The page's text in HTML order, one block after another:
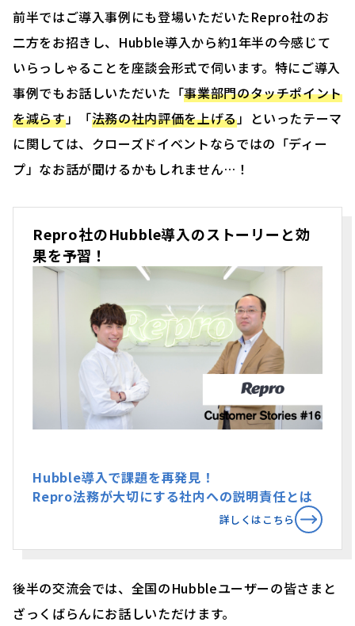
前半ではご導入事例にも登場いただいたRepro社のお
二方をお招きし、Hubble導入から約1年半の今感じて
いらっしゃることを座談会形式で伺います。特にご導入
事例でもお話しいただいた「事業部門のタッチポイント
を減らす」「法務の社内評価を上げる」といったテーマ
に関しては、クローズドイベントならではの「ディー
プ」なお話が聞けるかもしれません…！
Repro社のHubble導入のストーリーと効
果を予習！
Hubble導入で課題を再発見！
Repro法務が大切にする社内への説明責任とは
詳しくはこちら
後半の交流会では、全国のHubbleユーザーの皆さまと
ざっくばらんにお話しいただけます。